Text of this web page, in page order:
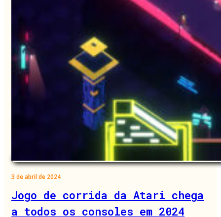
3 de abril de 2024
Jogo de corrida da Atari chega
a todos os consoles em 2024